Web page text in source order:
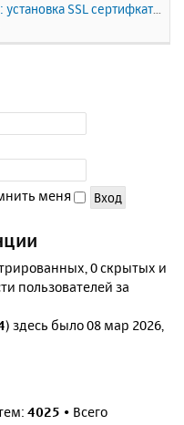
установка SSL сертифката
меня
0 скрытых и
пользователей за
) здесь было 08 мар 2026,
4025 • Всего